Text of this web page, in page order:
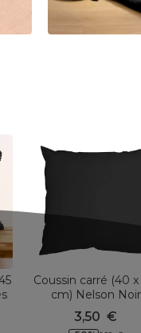
Coussin carré (40
cm) Nelson Noir
3,50 €